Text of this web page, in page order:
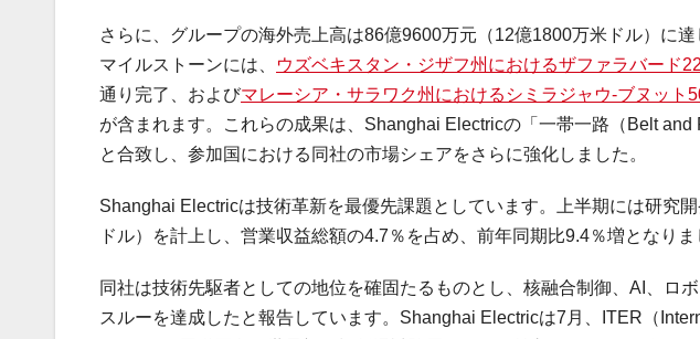
さらに、グループの海外売上高は86億9600万元（12億1800万米ドル）に
マイルストーンには、
ウズベキスタン・ジザフ州におけるザファラバード
通り完了、およびマレーシア・サラワク州におけるシミラジャウ-ブヌット
が含まれます。これらの成果は、Shanghai Electricの「一帯一路（Belt
と合致し、参加国における同社の市場シェアをさらに強化しました。
Shanghai Electricは技術革新を最優先課題としています。上半期には研究
ドル）を計上し、営業収益総額の4.7％を占め、前年同期比9.4％増となりま
同社は技術先駆者としての地位を確固たるものとし、核融合制御、AI、ロ
スルーを達成したと報告しています。Shanghai Electricは7月、ITER（